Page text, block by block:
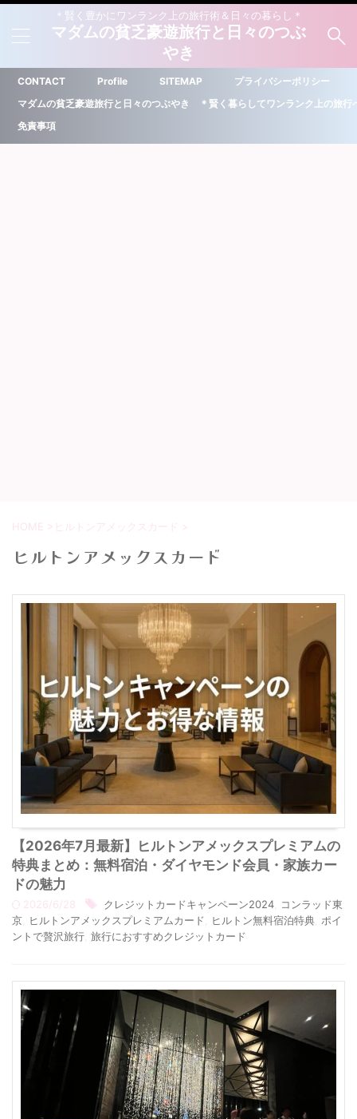
＊賢く豊かにワンランク上の旅行術＆日々の暮らし＊
マダムの貧乏豪遊旅行と日々のつぶ
やき
CONTACT Profile SITEMAP
プライバシーポリシー
マダムの貧乏豪遊旅行と日々のつぶやき ＊賢く暮らしてワンランク上の旅行
免責事項
HOME > ヒルトンアメックスカード >
ヒルトンアメックスカード
【2026年7月最新】ヒルトンアメックスプレミアムの
特典まとめ：無料宿泊・ダイヤモンド会員・家族カー
ドの魅力
2026/6/28 クレジットカードキャンペーン2024
コンラッド東
京
ヒルトンアメックスプレミアムカード ヒルトン無料宿泊特典 ポイ
ントで贅沢旅行 旅行におすすめクレジットカード